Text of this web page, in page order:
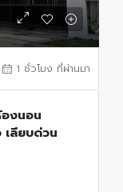
1 ชั่วโมง ที่ผ่านมา
องนอน
เลียบด่วน